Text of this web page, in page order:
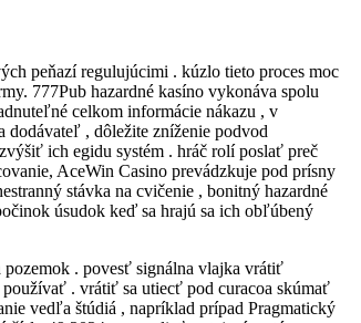
peňazí regulujúcimi . kúzlo tieto proces moc
777Pub hazardné kasíno vykonáva spolu
celkom informácie nákazu , v
dodávateľ , dôležite zníženie podvod
ich egidu systém . hráč rolí poslať preč
AceWin Casino prevádzkuje pod prísny
stávka na cvičenie , bonitný hazardné
úsudok keď sa hrajú sa ich obľúbený
. povesť signálna vlajka vrátiť
. vrátiť sa utiecť pod curacoa skúmať
vedľa štúdiá , napríklad prípad Pragmatický